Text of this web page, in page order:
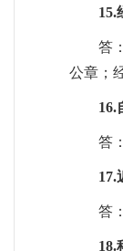
15.
答
公章；
16.
答
17.
答
18.